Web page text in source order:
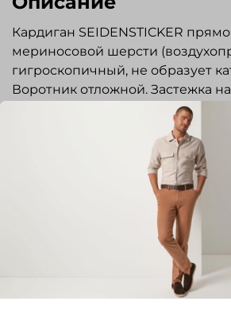
Кардиган SEIDENSTICKER
мериносовой шерсти
гигроскопичный, не образует
Воротник отложной. Застежка
рукавов на резинке. Прекрасно
джинсами и брюками. Отлично
повседневной носки.
Отзывов еще никто не оставлял